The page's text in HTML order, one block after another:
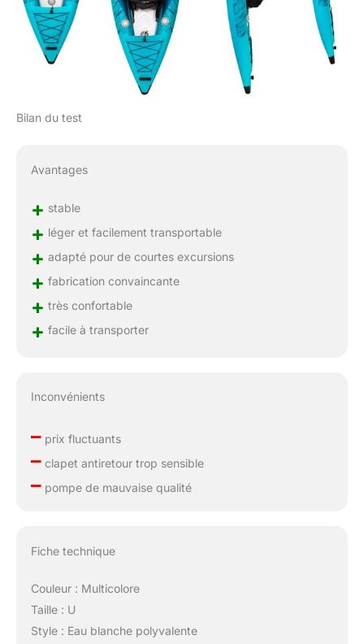
Bilan du test
Avantages
+ stable
+ léger et facilement transportable
+ adapté pour de courtes excursions
+ fabrication convaincante
+ très confortable
+ facile à transporter
Inconvénients
–prix fluctuants
–clapet antiretour trop sensible
–pompe de mauvaise qualité
Fiche technique
Couleur : Multicolore
Taille : U
Style : Eau blanche polyvalente